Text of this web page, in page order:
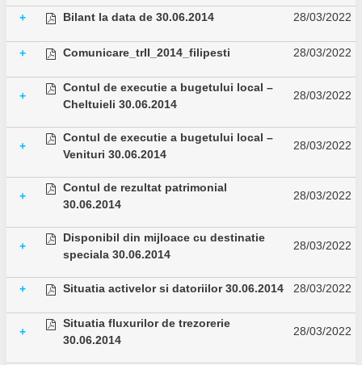
+ Bilant la data de 30.06.2014 28/03/2022
+ Comunicare_trII_2014_filipesti 28/03/2022
+
Contul de executie a bugetului local –
Cheltuieli 30.06.2014
28/03/2022
+
Contul de executie a bugetului local –
Venituri 30.06.2014
28/03/2022
+
Contul de rezultat patrimonial
30.06.2014
28/03/2022
+
Disponibil din mijloace cu destinatie
speciala 30.06.2014
28/03/2022
+ Situatia activelor si datoriilor 30.06.2014 28/03/2022
+
Situatia fluxurilor de trezorerie
30.06.2014
28/03/2022